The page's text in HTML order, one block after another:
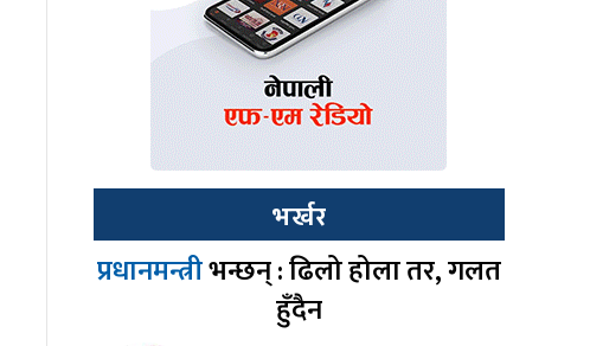
भर्खर
प्रधानमन्त्रीभन्छन् : ढिलो होला तर, गलत
हुँदैन